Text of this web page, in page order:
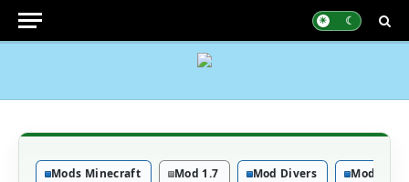
Mods Minecraft Mod 1.7 Mod Divers Mod